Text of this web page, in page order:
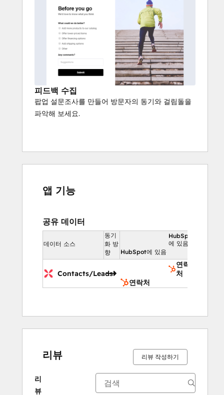
피드백 수집
팝업 설문조사를 만들어 방문자의 동기와 걸림돌을
파악해 보세요.
앱 기능
공유 데이터
데이터 소스
동기
화 방
향
HubSpot
에 있음
HubSpot에 있음
Contacts/Leads
연락
처
연락처
리뷰 리뷰 작성하기
리
뷰